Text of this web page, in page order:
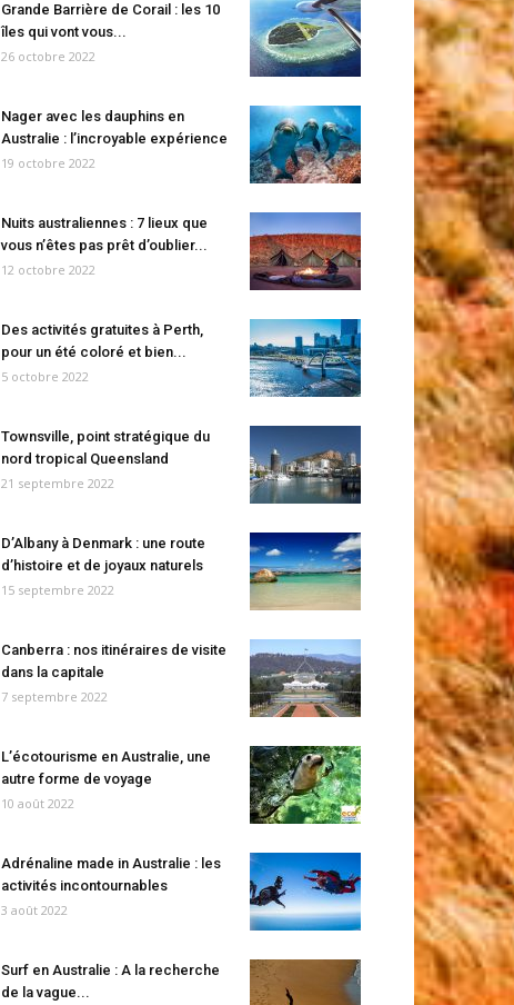
Grande Barrière de Corail : les 10
îles qui vont vous...
26 octobre 2022
Nager avec les dauphins en
Australie : l’incroyable expérience
19 octobre 2022
Nuits australiennes : 7 lieux que
vous n’êtes pas prêt d’oublier...
12 octobre 2022
Des activités gratuites à Perth,
pour un été coloré et bien...
5 octobre 2022
Townsville, point stratégique du
nord tropical Queensland
21 septembre 2022
D’Albany à Denmark : une route
d’histoire et de joyaux naturels
15 septembre 2022
Canberra : nos itinéraires de visite
dans la capitale
7 septembre 2022
L’écotourisme en Australie, une
autre forme de voyage
10 août 2022
Adrénaline made in Australie : les
activités incontournables
3 août 2022
Surf en Australie : A la recherche
de la vague...